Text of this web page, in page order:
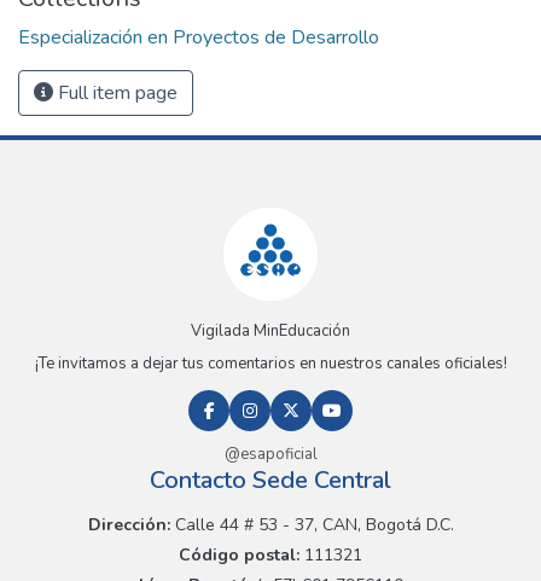
Especialización en Proyectos de Desarrollo
Full item page
Vigilada MinEducación
¡Te invitamos a dejar tus comentarios en nuestros canales oficiales!
@esapoficial
Contacto Sede Central
Dirección:Calle 44 # 53 - 37, CAN, Bogotá D.C.
Código postal: 111321